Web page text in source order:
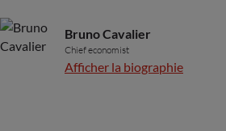
Bruno Cavalier
Chief economist
Afficher la biographie